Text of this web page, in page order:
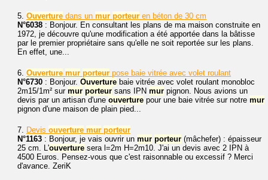
5. Ouverture dans un mur porteur en béton de 30 cm
N°6038 : Bonjour. En consultant les plans de ma maison construite en
1972, je découvre qu'une modification a été apportée dans la bâtisse
par le premier propriétaire sans qu'elle ne soit reportée sur les plans.
En effet, une...
6. Ouverture mur porteur pose baie vitrée avec volet roulant
N°6730 : Bonjour. Ouverture baie vitrée avec volet roulant monobloc
2m15/1m² sur mur porteur sans IPN mur pignon. Nous avions un
devis par un artisan d'une ouverture pour une baie vitrée sur notre mur
pignon d'une maison de plain pied...
7. Devis ouverture mur porteur
N°1163 : Bonjour, je vais ouvrir un mur porteur (mâchefer) : épaisseur
25 cm. L'ouverture sera l=2m H=2m10. J'ai un devis avec 2 IPN à
4500 Euros. Pensez-vous que c'est raisonnable ou excessif ? Merci
d'avance. ZeriK